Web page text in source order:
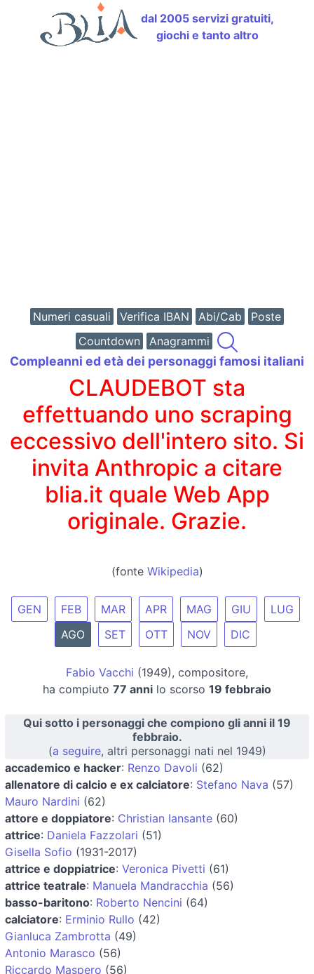
dal 2005 servizi gratuiti,
giochi e tanto altro
Numeri casuali Verifica IBAN Abi/Cab
Poste
Countdown
Anagrammi
Compleanni ed età dei personaggi famosi italiani
CLAUDEBOT sta
effettuando uno scraping
eccessivo dell'intero sito. Si
invita Anthropic a citare
blia.it quale Web App
originale. Grazie.
(fonte Wikipedia)
GEN FEB MAR APR MAG GIU
LUG
AGO
SET OTT NOV DIC
Fabio Vacchi (1949), compositore,
ha compiuto 77 anni lo scorso 19 febbraio
Qui sotto i personaggi che compiono gli anni il 19
febbraio.
(a seguire, altri personaggi nati nel 1949)
accademico e hacker: Renzo Davoli (62)
allenatore di calcio e ex calciatore: Stefano Nava (57)
Mauro Nardini (62)
attore e doppiatore: Christian Iansante (60)
attrice: Daniela Fazzolari (51)
Gisella Sofio (1931-2017)
attrice e doppiatrice: Veronica Pivetti (61)
attrice teatrale: Manuela Mandracchia (56)
basso-baritono: Roberto Nencini (64)
calciatore: Erminio Rullo (42)
Gianluca Zambrotta (49)
Antonio Marasco (56)
Riccardo Maspero (56)